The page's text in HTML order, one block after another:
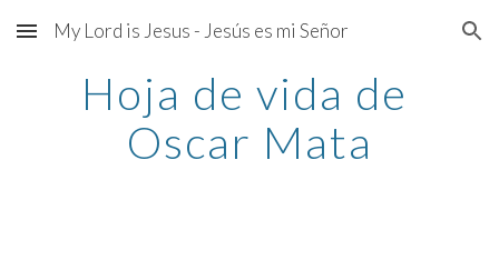
Skip to main content Skip to navigation
My Lord is Jesus - Jesús es mi Señor
Hoja de vida de
Oscar Mata